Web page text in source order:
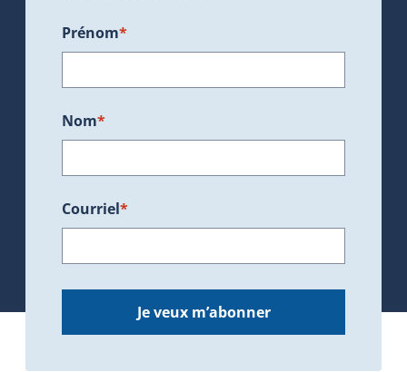
Prénom*
Nom*
Courriel*
Je veux m’abonner